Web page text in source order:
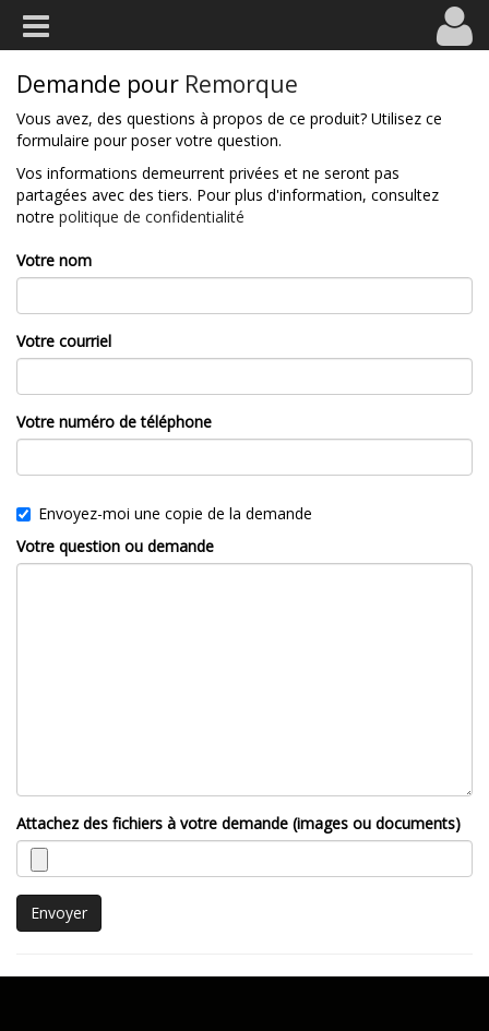
Demande pour Remorque
Vous avez, des questions à propos de ce produit? Utilisez ce
formulaire pour poser votre question.
Vos informations demeurrent privées et ne seront pas
partagées avec des tiers. Pour plus d'information, consultez
notre politique de confidentialité
Votre nom
Votre courriel
Votre numéro de téléphone
Envoyez-moi une copie de la demande
Votre question ou demande
Attachez des fichiers à votre demande (images ou documents)
Envoyer